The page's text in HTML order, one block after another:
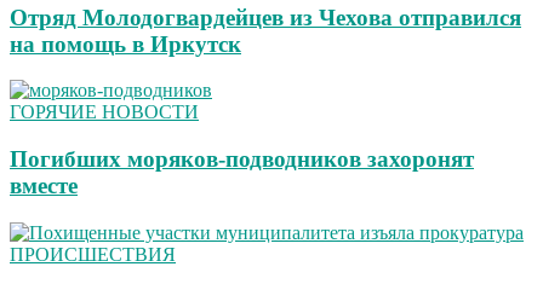
Отряд Молодогвардейцев из Чехова отправился
на помощь в Иркутск
ГОРЯЧИЕ НОВОСТИ
Погибших моряков-подводников захоронят
вместе
ПРОИСШЕСТВИЯ